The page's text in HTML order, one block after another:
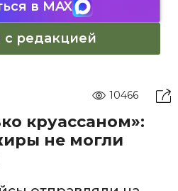
в MAX
с редакцией
10466
круассаном»:
не могли